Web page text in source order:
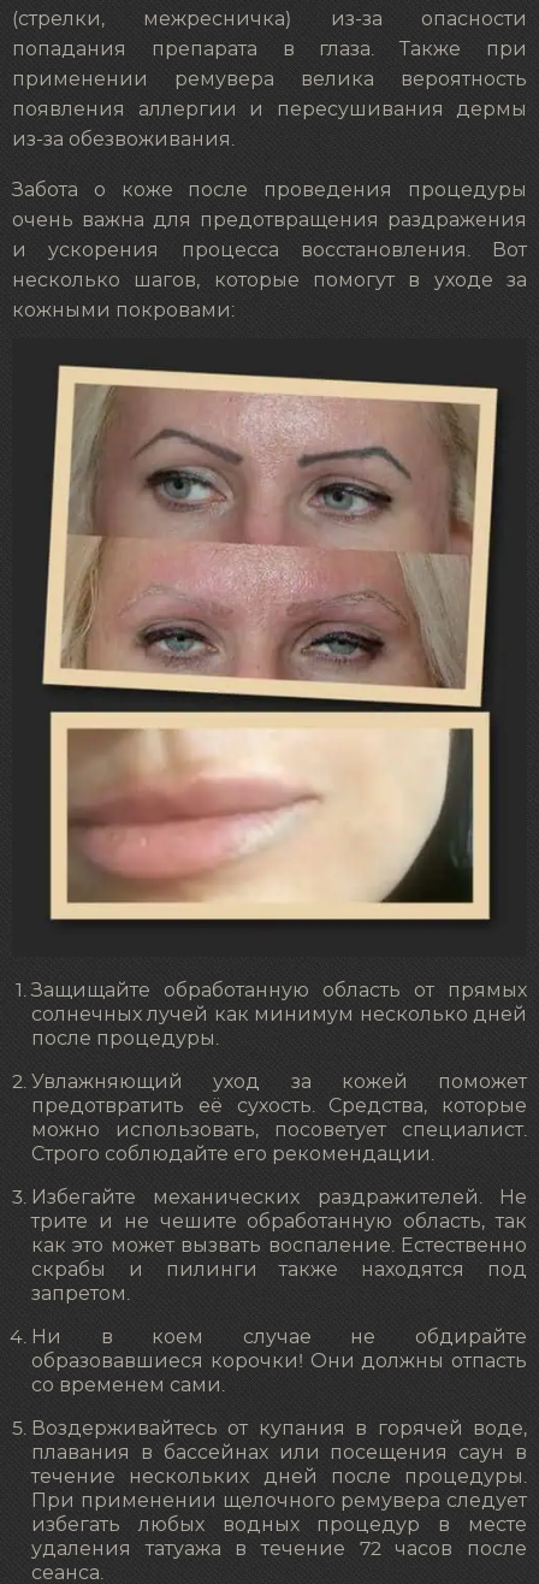
(стрелки, межресничка) из-за опасности
попадания препарата в глаза. Также при
применении ремувера велика вероятность
появления аллергии и пересушивания дермы
из-за обезвоживания.
Забота о коже после проведения процедуры
очень важна для предотвращения раздражения
и ускорения процесса восстановления. Вот
несколько шагов, которые помогут в уходе за
кожными покровами:
Защищайте обработанную область от прямых
солнечных лучей как минимум несколько дней
после процедуры.
Увлажняющий уход за кожей поможет
предотвратить её сухость. Средства, которые
можно использовать, посоветует специалист.
Строго соблюдайте его рекомендации.
Избегайте механических раздражителей. Не
трите и не чешите обработанную область, так
как это может вызвать воспаление. Естественно
скрабы и пилинги также находятся под
запретом.
Ни в коем случае не обдирайте
образовавшиеся корочки! Они должны отпасть
со временем сами.
Воздерживайтесь от купания в горячей воде,
плавания в бассейнах или посещения саун в
течение нескольких дней после процедуры.
При применении щелочного ремувера следует
избегать любых водных процедур в месте
удаления татуажа в течение 72 часов после
сеанса.